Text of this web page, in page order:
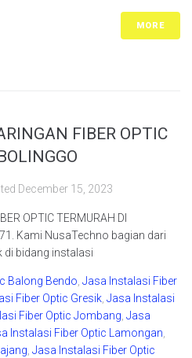
MORE
FIBER OPTIC
December 15, 2023
OPTIC TERMURAH DI
Kami NusaTechno bagian dari
di bidang instalasi
Balong Bendo Jasa Instalasi Fiber
Fiber Optic Gresik Jasa Instalasi
Fiber Optic Jombang Jasa
Instalasi Fiber Optic Lamongan
Jasa Instalasi Fiber Optic